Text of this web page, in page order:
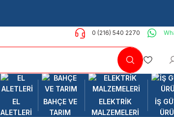
0 (216) 540 2270
EL
ALETLERİ
BAHÇE VE
TARIM
ELEKTRİK
MALZEMELERİ
İŞ